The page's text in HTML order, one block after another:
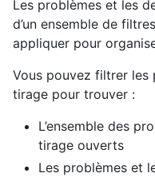
Les problèmes et les
d’un ensemble de
appliquer pour
Vous pouvez filtrer les
tirage pour trouver :
L’ensemble des
tirage ouverts
Les problèmes et